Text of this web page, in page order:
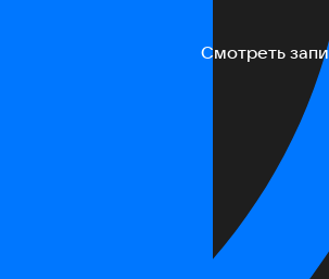
Смотреть